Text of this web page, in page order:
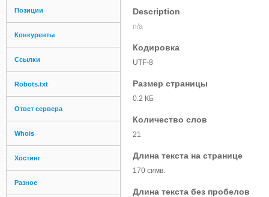
Позиции
Конкуренты
Ссылки
Robots.txt
Ответ сервера
Whois
Хостинг
Разное
Description
n/a
Кодировка
UTF-8
Размер страницы
0.2 КБ
Количество слов
21
Длина текста на странице
170 симв.
Длина текста без пробелов